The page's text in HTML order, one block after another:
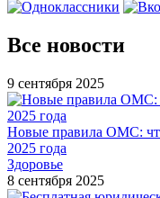
Все новости
9 сентября 2025
Новые правила ОМС: что
2025 года
Здоровье
8 сентября 2025